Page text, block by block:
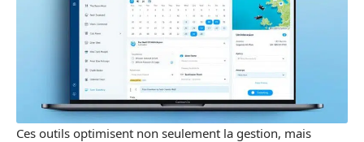
Ces outils optimisent non seulement la gestion, mais